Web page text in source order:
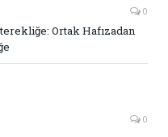
0
Ortak Hafızadan
0